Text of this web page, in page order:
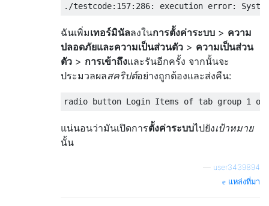
./testcode: 157: 286: execution error:
ฉันเพิ่มเทอร์มินัลลงในการตั้งค่าระบบ > ความ
ปลอดภัยและความเป็นส่วนตัว > ความเป็นส่วน
ตัว > การเข้าถึงและรันอีกครั้ง จากนั้นจะ
ประมวลผลสคริปต์อย่างถูกต้องและส่งคืน:
radio button Login Items of tab group 1 of
แน่นอนว่ามันเปิดการตั้งค่าระบบไปยังเป้าหมาย
นั้น
user3439894
แหล่งที่มา